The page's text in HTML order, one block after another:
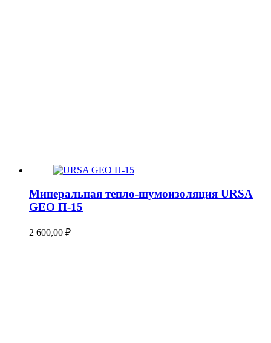
Минеральная тепло-шумоизоляция URSA
GEO П-15
2 600,00 ₽